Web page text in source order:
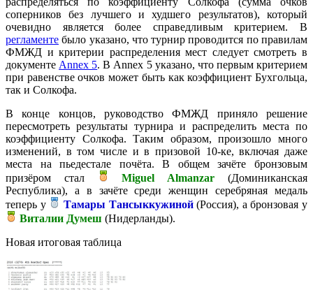
соперников без лучшего и худшего результатов), который
очевидно является более справедливым критерием. В
регламенте было указано, что турнир проводится по правилам
ФМЖД и критерии распределения мест следует смотреть в
документеAnnex 5. В Annex 5 указано, что первым критерием
при равенстве очков может быть как коэффициент Бухгольца,
так и Солкофа.
В конце концов, руководство ФМЖД приняло решение
пересмотреть результаты турнира и распределить места по
коэффициенту Солкофа. Таким образом, произошло много
изменений, в том числе и в призовой 10-ке, включая даже
места на пьедестале почёта. В общем зачёте бронзовым
призёром стал
Miguel Almanzar (Доминиканская
Республика), а в зачёте среди женщин серебряная медаль
теперь у
Тамары Тансыккужиной(Россия), а бронзовая у
Виталии Думеш (Нидерланды).
Новая итоговая таблица